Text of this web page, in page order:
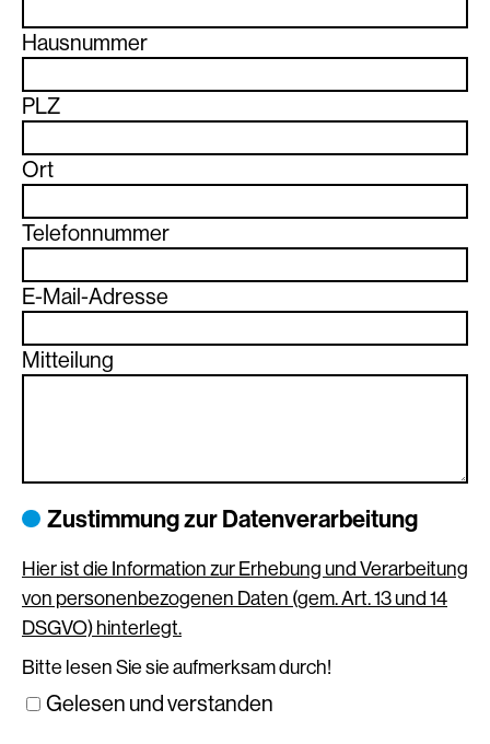
Hausnummer
PLZ
Ort
Telefonnummer
E-Mail-Adresse
Mitteilung
Zustimmung zur Datenverarbeitung
Hier ist die Information zur Erhebung und Verarbeitung
von personenbezogenen Daten (gem. Art. 13 und 14
DSGVO) hinterlegt.
Bitte lesen Sie sie aufmerksam durch!
Gelesen und verstanden